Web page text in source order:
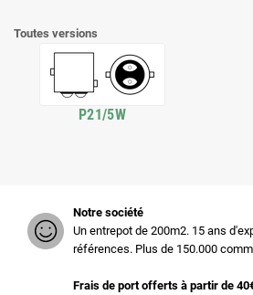
Toutes versions
P21/5W
Notre société
Un entrepot de 200m2. 15 ans
références. Plus de 150.000
Frais de port offerts à partir de